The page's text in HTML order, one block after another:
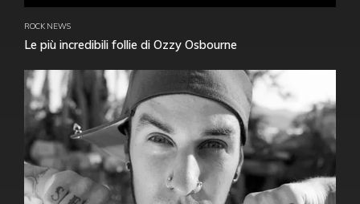
ROCK NEWS
Le più incredibili follie di Ozzy Osbourne